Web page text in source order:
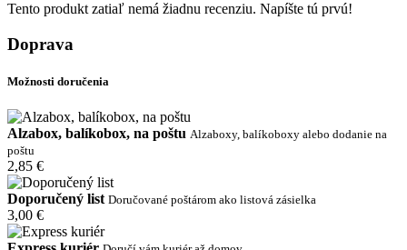
Tento produkt zatiaľ nemá žiadnu recenziu. Napíšte tú prvú!
Doprava
Možnosti doručenia
Alzabox, balíkobox, na poštu Alzaboxy, balíkoboxy alebo dodanie na
poštu
2,85 €
Doporučený list Doručované poštárom ako listová zásielka
3,00 €